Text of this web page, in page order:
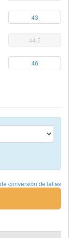
43
44.5
46
conversión de tallas